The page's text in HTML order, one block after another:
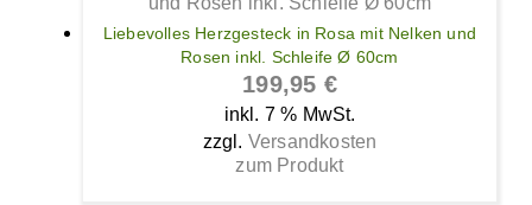
Liebevolles Herzgesteck in Rosa mit Nelken und
Rosen inkl. Schleife Ø 60cm
199,95 €
inkl. 7 % MwSt.
zzgl. Versandkosten
zum Produkt